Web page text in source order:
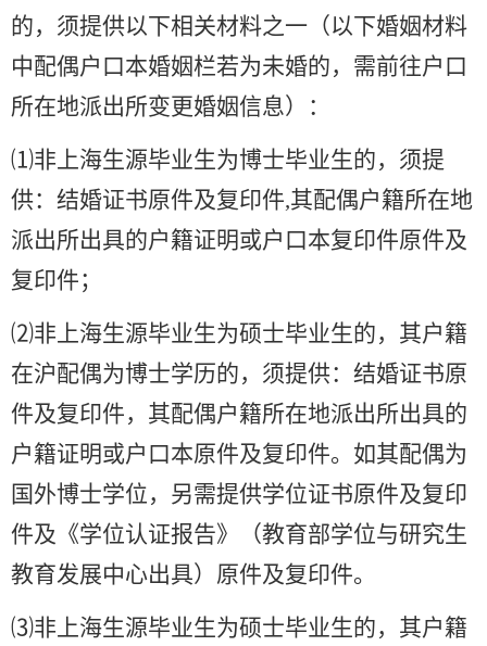
的，须提供以下相关材料之一（以下婚姻材料
中配偶户口本婚姻栏若为未婚的，需前往户口
所在地派出所变更婚姻信息）：
⑴非上海生源毕业生为博士毕业生的，须提
供：结婚证书原件及复印件,其配偶户籍所在地
派出所出具的户籍证明或户口本复印件原件及
复印件；
⑵非上海生源毕业生为硕士毕业生的，其户籍
在沪配偶为博士学历的，须提供：结婚证书原
件及复印件，其配偶户籍所在地派出所出具的
户籍证明或户口本原件及复印件。如其配偶为
国外博士学位，另需提供学位证书原件及复印
件及《学位认证报告》（教育部学位与研究生
教育发展中心出具）原件及复印件。
⑶非上海生源毕业生为硕士毕业生的，其户籍